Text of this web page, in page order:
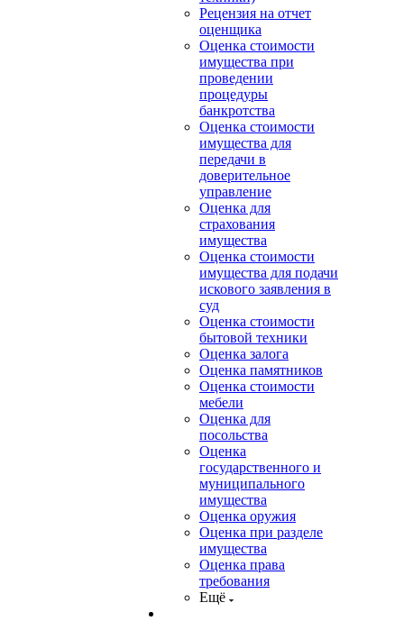
Рецензия на отчет
оценщика
Оценка стоимости
имущества при
проведении
процедуры
банкротства
Оценка стоимости
имущества для
передачи в
доверительное
управление
Оценка для
страхования
имущества
Оценка стоимости
имущества для подачи
искового заявления в
суд
Оценка стоимости
бытовой техники
Оценка залога
Оценка памятников
Оценка стоимости
мебели
Оценка для
посольства
Оценка
государственного и
муниципального
имущества
Оценка оружия
Оценка при разделе
имущества
Оценка права
требования
Ещё